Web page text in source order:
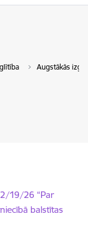
Augstākās
19/26 “Par
balstītas